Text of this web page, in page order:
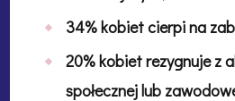
34% kobiet cierpi na
20% kobiet rezygnuje z
społecznej lub